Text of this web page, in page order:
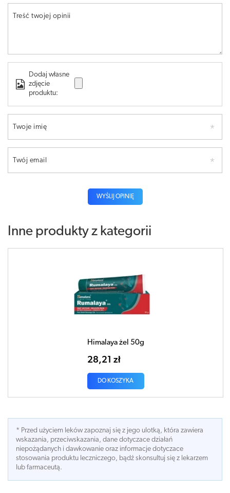
Treść twojej opinii
Dodaj własne
zdjęcie
produktu:
Twoje imię
Twój email
WYŚLIJ OPINIĘ
Inne produkty z kategorii
Himalaya żel 50g
28,21 zł
DO KOSZYKA
* Przed użyciem leków zapoznaj się z jego ulotką, która zawiera
wskazania, przeciwskazania, dane dotyczace działań
niepożądanych i dawkowanie oraz informacje dotyczace
stosowania produktu leczniczego, bądź skonsultuj się z lekarzem
lub farmaceutą.